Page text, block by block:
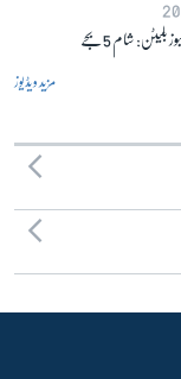
بلیٹن: شام 5 بجے
مزید ویڈیوز